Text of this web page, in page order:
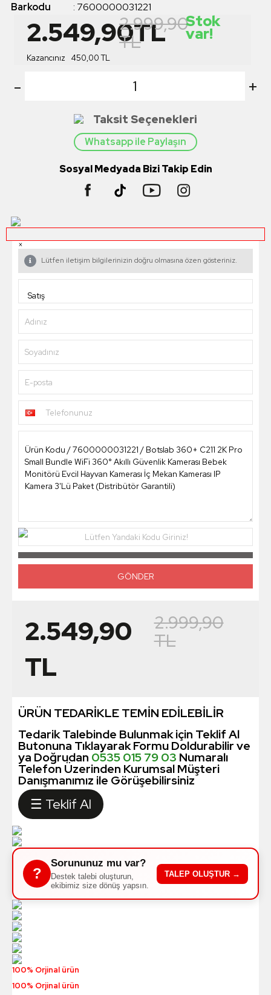
Barkodu
: 7600000031221
2.549,90TL
2.999,90
TL
Stok
var!
Kazancınız 450,00TL
- +
Taksit Seçenekleri
Whatsapp ile Paylaşın
Sosyal Medyada Bizi Takip Edin
×
Lütfen iletişim bilgilerinizin doğru olmasına özen gösteriniz.
Adınız
Soyadınız
E-posta
Telefonunuz
Lütfen Yandaki Kodu Giriniz!
2.549,90
TL
2.999,90
TL
ÜRÜN TEDARİKLE TEMİN EDİLEBİLİR
Tedarik Talebinde Bulunmak için Teklif Al
Butonuna Tıklayarak Formu Doldurabilir ve
ya Doğrudan 0535 015 79 03 Numaralı
Telefon Üzerinden Kurumsal Müşteri
Danışmanımız ile Görüşebilirsiniz
☰ Teklif Al
?
Sorununuz mu var?
Destek talebi oluşturun,
ekibimiz size dönüş yapsın.
TALEP OLUŞTUR →
100% Orjinal ürün
100% Orjinal ürün